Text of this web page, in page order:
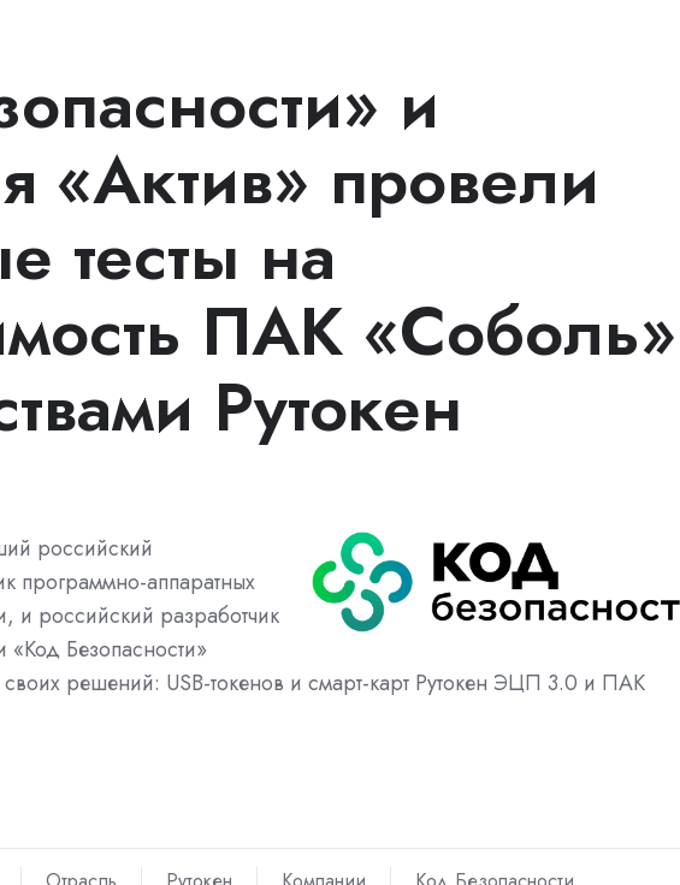
и
«Актив» провели
тесты на
ПАК «Соболь»
Рутокен
российский
программно-аппаратных
и российский разработчик
Безопасности»
своих решений: USB-токенов и смарт-карт Рутокен ЭЦП 3.0 и ПАК